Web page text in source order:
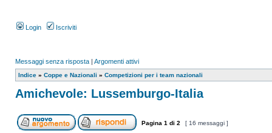
Login Iscriviti
Messaggi senza risposta | Argomenti attivi
Indice » Coppe e Nazionali » Competizioni per i team nazionali
Amichevole: Lussemburgo-Italia
Pagina 1 di 2 [ 16 messaggi ]